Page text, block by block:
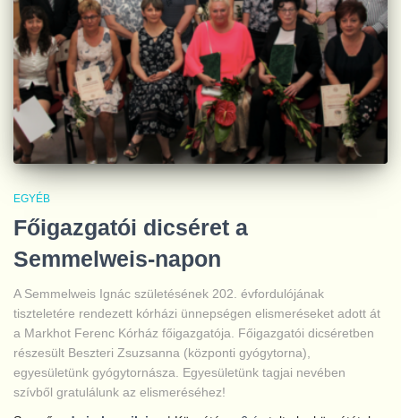
EGYÉB
Főigazgatói dicséret a
Semmelweis-napon
A Semmelweis Ignác születésének 202. évfordulójának
tiszteletére rendezett kórházi ünnepségen elismeréseket adott át
a Markhot Ferenc Kórház főigazgatója. Főigazgatói dicséretben
részesült Beszteri Zsuzsanna (központi gyógytorna),
egyesületünk gyógytornásza. Egyesületünk tagjai nevében
szívből gratulálunk az elismeréséhez!